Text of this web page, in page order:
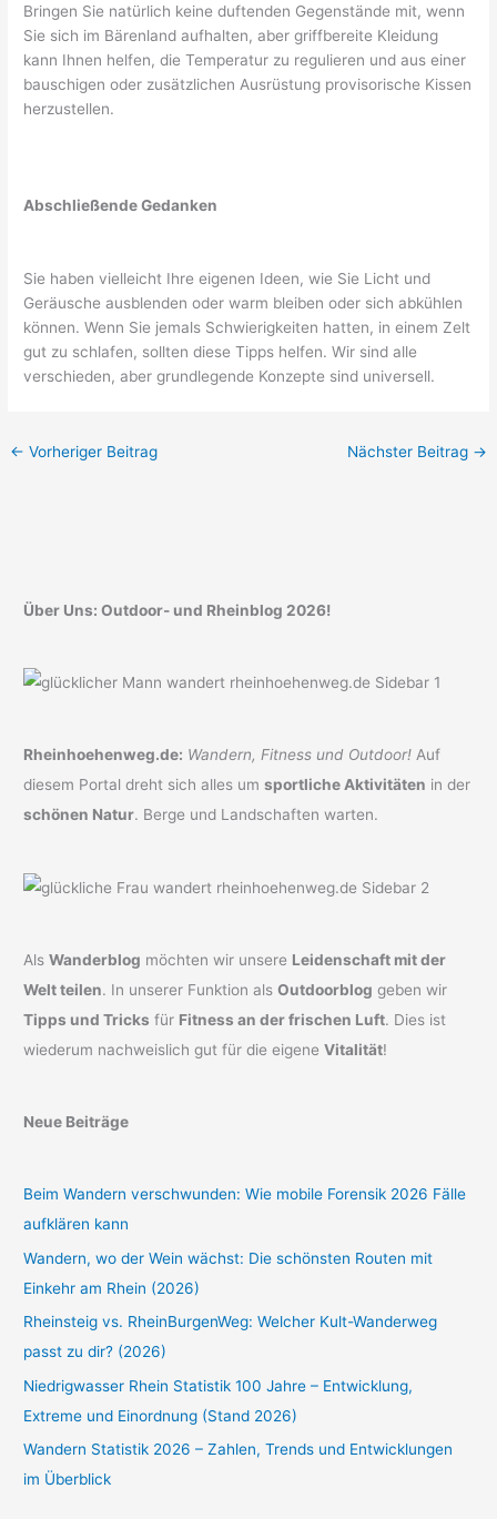
Bringen Sie natürlich keine duftenden Gegenstände mit, wenn
Sie sich im Bärenland aufhalten, aber griffbereite Kleidung
kann Ihnen helfen, die Temperatur zu regulieren und aus einer
bauschigen oder zusätzlichen Ausrüstung provisorische Kissen
herzustellen.
Abschließende Gedanken
Sie haben vielleicht Ihre eigenen Ideen, wie Sie Licht und
Geräusche ausblenden oder warm bleiben oder sich abkühlen
können. Wenn Sie jemals Schwierigkeiten hatten, in einem Zelt
gut zu schlafen, sollten diese Tipps helfen. Wir sind alle
verschieden, aber grundlegende Konzepte sind universell.
← Vorheriger Beitrag Nächster Beitrag →
Über Uns: Outdoor- und Rheinblog 2026!
Rheinhoehenweg.de: Wandern, Fitness und Outdoor! Auf
diesem Portal dreht sich alles umsportliche Aktivitäten in der
schönen Natur. Berge und Landschaften warten.
AlsWanderblog möchten wir unsere Leidenschaft mit der
Welt teilen. In unserer Funktion alsOutdoorblog geben wir
Tipps und Tricks für Fitness an der frischen Luft. Dies ist
wiederum nachweislich gut für die eigeneVitalität!
Neue Beiträge
Beim Wandern verschwunden: Wie mobile Forensik 2026 Fälle
aufklären kann
Wandern, wo der Wein wächst: Die schönsten Routen mit
Einkehr am Rhein (2026)
Rheinsteig vs. RheinBurgenWeg: Welcher Kult-Wanderweg
passt zu dir? (2026)
Niedrigwasser Rhein Statistik 100 Jahre – Entwicklung,
Extreme und Einordnung (Stand 2026)
Wandern Statistik 2026 – Zahlen, Trends und Entwicklungen
im Überblick